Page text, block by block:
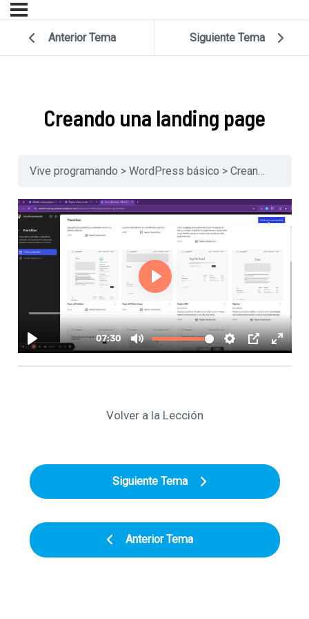
Anterior Tema Siguiente Tema
Creando una landing page
Vive programando WordPress básico Creando una landing page
Anterior Tema
Volver a la Lección
Siguiente Tema